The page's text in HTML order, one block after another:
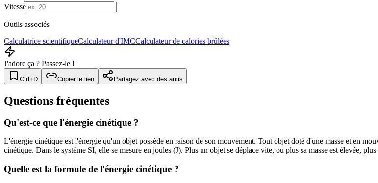
Vitesse
Outils associés
Calculatrice scientifiqueCalculateur d'IMCCalculateur de calories brûlées
J'adore ça ? Passez-le !
Ctrl+D Copier le lien Partagez avec des amis
Questions fréquentes
Qu'est-ce que l'énergie cinétique ?
L'énergie cinétique est l'énergie qu'un objet possède en raison de son mouvement. Tout objet doté d'une masse et en
cinétique. Dans le système SI, elle se mesure en joules (J). Plus un objet se déplace vite, ou plus sa masse est élevée,
Quelle est la formule de l'énergie cinétique ?